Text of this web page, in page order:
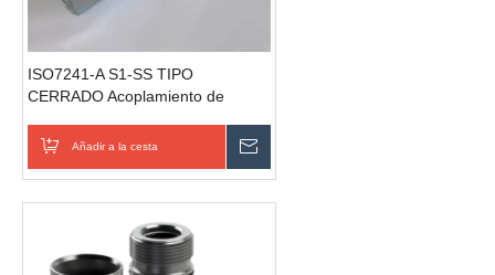
ISO7241-A S1-SS TIPO
CERRADO Acoplamiento de
inoxidable)Añadir a la cesta